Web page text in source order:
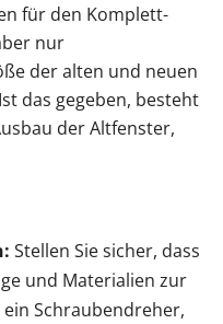
für den Komplett-
nur
der alten und neuen
das gegeben, besteht
der Altfenster,
Stellen Sie sicher, dass
und Materialien zur
Schraubendreher,